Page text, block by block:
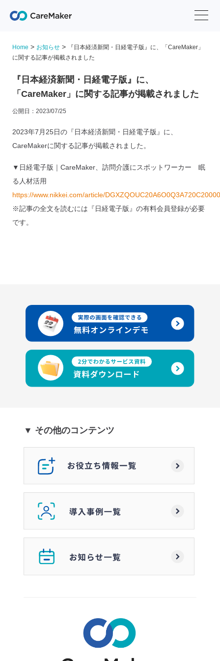
Home > お知らせ >
『日本経済新聞・日経電子版』に、「CareMaker」
に関する記事が掲載されました
『日本経済新聞・日経電子版』に、
「CareMaker」に関する記事が掲載されました
公開日：2023/07/25
2023年7月25日の『日本経済新聞・日経電子版』に、
CareMakerに関する記事が掲載されました。
▼日経電子版｜CareMaker、訪問介護にスポットワーカー 眠
る人材活用
https://www.nikkei.com/article/
※記事の全文を読むには『日経電子版』の有料会員登録が必要
です。
▼ その他のコンテンツ